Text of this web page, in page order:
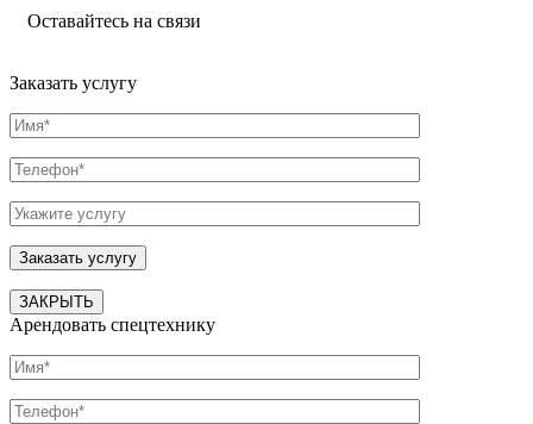
Оставайтесь на связи
Заказать услугу
ЗАКРЫТЬ
Арендовать спецтехнику